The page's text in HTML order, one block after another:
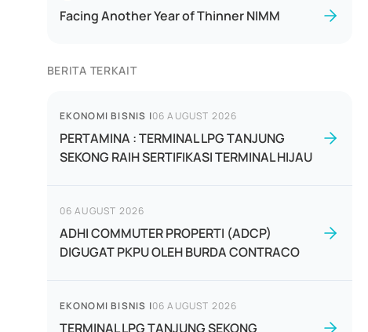
Facing Another Year of Thinner NIMM
BERITA TERKAIT
EKONOMI BISNIS |06 AUGUST 2026
PERTAMINA : TERMINAL LPG TANJUNG
SEKONG RAIH SERTIFIKASI TERMINAL HIJAU
06 AUGUST 2026
ADHI COMMUTER PROPERTI (ADCP)
DIGUGAT PKPU OLEH BURDA CONTRACO
EKONOMI BISNIS |06 AUGUST 2026
TERMINAL LPG TANJUNG SEKONG